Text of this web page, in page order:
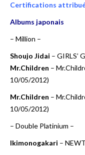
Certifications
Albums japonais
– Million –
Shoujo Jidai – GIRLS’
Mr.Children –
10/05/2012)
Mr.Children –
10/05/2012)
– Double Platinium –
Ikimonogakari –